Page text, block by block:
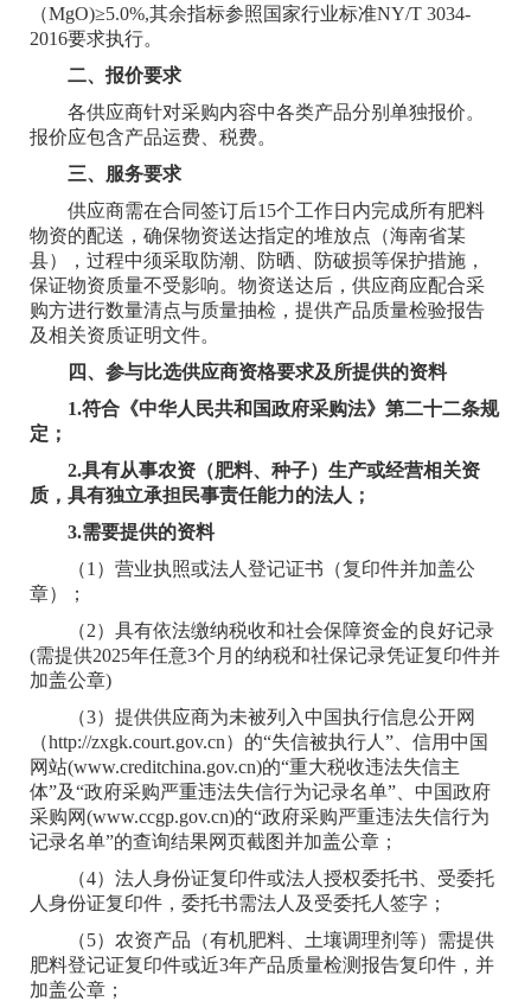
（MgO)≥5.0%,其余指标参照国家行业标准NY/T 3034-
2016要求执行。
二、报价要求
各供应商针对采购内容中各类产品分别单独报价。
报价应包含产品运费、税费。
三、服务要求
供应商需在合同签订后15个工作日内完成所有肥料
物资的配送，确保物资送达指定的堆放点（海南省某
县），过程中须采取防潮、防晒、防破损等保护措施，
保证物资质量不受影响。物资送达后，供应商应配合采
购方进行数量清点与质量抽检，提供产品质量检验报告
及相关资质证明文件。
四、参与比选供应商资格要求及所提供的资料
1.符合《中华人民共和国政府采购法》第二十二条规
定；
2.具有从事农资（肥料、种子）生产或经营相关资
质，具有独立承担民事责任能力的法人；
3.需要提供的资料
（1）营业执照或法人登记证书（复印件并加盖公
章）；
（2）具有依法缴纳税收和社会保障资金的良好记录
(需提供2025年任意3个月的纳税和社保记录凭证复印件并
加盖公章)
（3）提供供应商为未被列入中国执行信息公开网
（http://zxgk.court.gov.cn）的“失信被执行人”、信用中国
网站(www.creditchina.gov.cn)的“重大税收违法失信主
体”及“政府采购严重违法失信行为记录名单”、中国政府
采购网(www.ccgp.gov.cn)的“政府采购严重违法失信行为
记录名单”的查询结果网页截图并加盖公章；
（4）法人身份证复印件或法人授权委托书、受委托
人身份证复印件，委托书需法人及受委托人签字；
（5）农资产品（有机肥料、土壤调理剂等）需提供
肥料登记证复印件或近3年产品质量检测报告复印件，并
加盖公章；